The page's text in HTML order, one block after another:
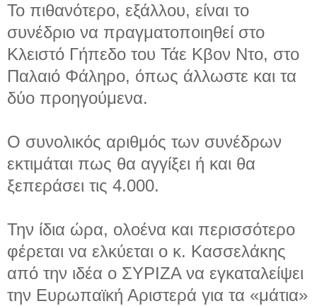
Το πιθανότερο, εξάλλου, είναι το
συνέδριο να πραγματοποιηθεί στο
Κλειστό Γήπεδο του Τάε Κβον Ντο, στο
Παλαιό Φάληρο, όπως άλλωστε και τα
δύο προηγούμενα.
Ο συνολικός αριθμός των συνέδρων
εκτιμάται πως θα αγγίξει ή και θα
ξεπεράσει τις 4.000.
Την ίδια ώρα, ολοένα και περισσότερο
φέρεται να ελκύεται ο κ. Κασσελάκης
από την ιδέα ο ΣΥΡΙΖΑ να εγκαταλείψει
την Ευρωπαϊκή Αριστερά για τα «μάτια»